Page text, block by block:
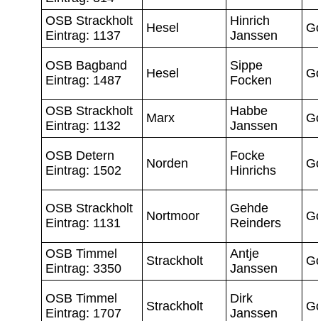
OSB Strackholt
Eintrag: 1137
Hesel
Hinrich
Janssen
OSB Bagband
Eintrag: 1487
Hesel
Sippe
Focken
OSB Strackholt
Eintrag: 1132
Marx
Habbe
Janssen
OSB Detern
Eintrag: 1502
Norden
Focke
Hinrichs
OSB Strackholt
Eintrag: 1131
Nortmoor
Gehde
Reinders
OSB Timmel
Eintrag: 3350
Strackholt
Antje
Janssen
OSB Timmel
Eintrag: 1707
Strackholt
Dirk
Janssen